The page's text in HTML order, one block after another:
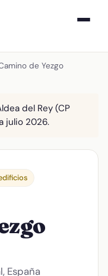
de Yezgo
del Rey (CP
julio 2026.
España